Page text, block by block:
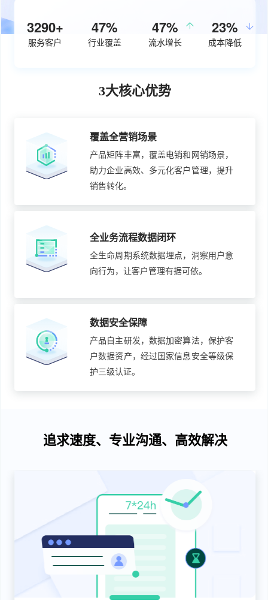
4100+
服务客户
59%
行业覆盖
50%
流水增长
29%
成本降低
3大核心优势
覆盖全营销场景
产品矩阵丰富，覆盖电销和网销场景，
助力企业高效、多元化客户管理，提升
销售转化。
全业务流程数据闭环
全生命周期系统数据埋点，洞察用户意
向行为，让客户管理有据可依。
数据安全保障
产品自主研发，数据加密算法，保护客
户数据资产，经过国家信息安全等级保
护三级认证。
追求速度、专业沟通、高效解决